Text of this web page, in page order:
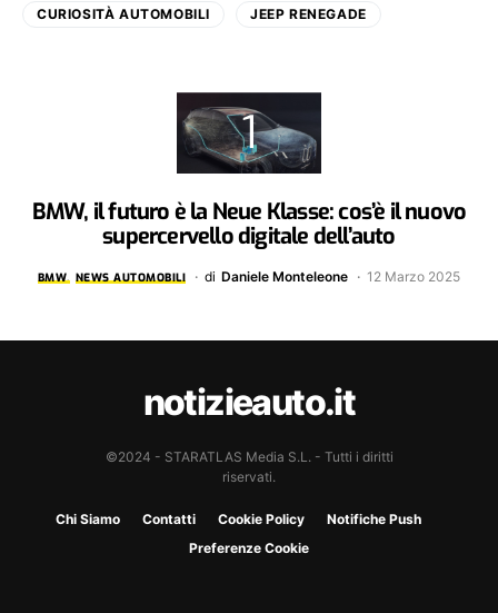
CURIOSITÀ AUTOMOBILI JEEP RENEGADE
BMW, il futuro è la Neue Klasse: cos’è il nuovo
supercervello digitale dell’auto
BMW NEWS AUTOMOBILI di Daniele Monteleone 12 Marzo 2025
notizieauto.it
©2024 - STARATLAS Media S.L. - Tutti i diritti
riservati.
Chi Siamo Contatti Cookie Policy
Notifiche Push
Preferenze Cookie